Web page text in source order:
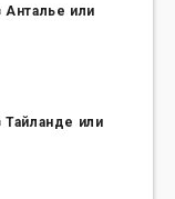
Анталье или
Тайланде или